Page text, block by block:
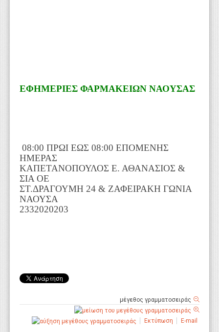
ΕΦΗΜΕΡΙΕΣ ΦΑΡΜΑΚΕΙΩΝ ΝΑΟΥΣΑΣ
08:00 ΠΡΩΙ ΕΩΣ 08:00 ΕΠΟΜΕΝΗΣ
ΗΜΕΡΑΣ
ΚΑΠΕΤΑΝΟΠΟΥΛΟΣ Ε. ΑΘΑΝΑΣΙΟΣ &
ΣΙΑ ΟΕ
ΣΤ.ΔΡΑΓΟΥΜΗ 24 & ΖΑΦΕΙΡΑΚΗ ΓΩΝΙΑ
ΝΑΟΥΣΑ
2332020203
μέγεθος γραμματοσειράς
Εκτύπωση E-mail